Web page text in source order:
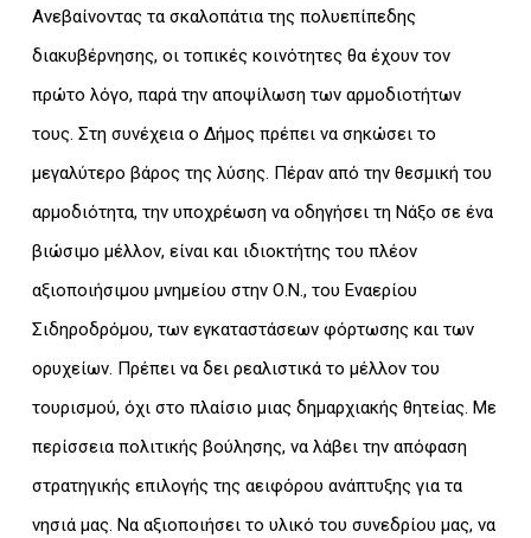
Ανεβαίνοντας τα σκαλοπάτια της πολυεπίπεδης
διακυβέρνησης, οι τοπικές κοινότητες θα έχουν τον
πρώτο λόγο, παρά την αποψίλωση των αρμοδιοτήτων
τους. Στη συνέχεια ο Δήμος πρέπει να σηκώσει το
μεγαλύτερο βάρος της λύσης. Πέραν από την θεσμική του
αρμοδιότητα, την υποχρέωση να οδηγήσει τη Νάξο σε ένα
βιώσιμο μέλλον, είναι και ιδιοκτήτης του πλέον
αξιοποιήσιμου μνημείου στην Ο.Ν., του Εναερίου
Σιδηροδρόμου, των εγκαταστάσεων φόρτωσης και των
ορυχείων. Πρέπει να δει ρεαλιστικά το μέλλον του
τουρισμού, όχι στο πλαίσιο μιας δημαρχιακής θητείας. Με
περίσσεια πολιτικής βούλησης, να λάβει την απόφαση
στρατηγικής επιλογής της αειφόρου ανάπτυξης για τα
νησιά μας. Να αξιοποιήσει το υλικό του συνεδρίου μας, να